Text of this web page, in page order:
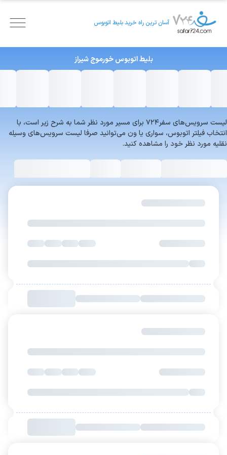
آسان ترین راه خرید بلیط اتوبوس
بلیط اتوبوس خورموج شیراز
لیست سرویس‌های سفر۷۲۴ برای مسیر مورد نظر شما به شرح زیر است، با
انتخاب فیلتر اتوبوس، سواری یا ون می‌توانید صرفا لیست سرویس‌های وسیله
نقلیه مورد نظر خود را مشاهده کنید.